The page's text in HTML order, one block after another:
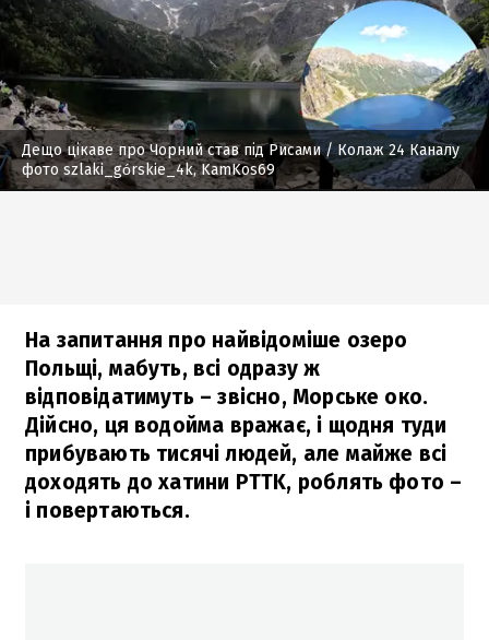
Дещо цікаве про Чорний став під Рисами/ Колаж 24 Каналу
фото szlaki_górskie_4k, KamKos69
На запитання про найвідоміше озеро
Польщі, мабуть, всі одразу ж
відповідатимуть – звісно, Морське око.
Дійсно, ця водойма вражає, і щодня туди
прибувають тисячі людей, але майже всі
доходять до хатини PTTK, роблять фото –
і повертаються.